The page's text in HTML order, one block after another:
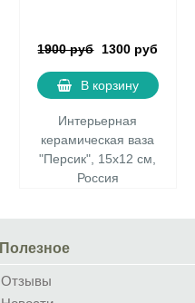
1900 руб 1300 руб
В корзину
Интерьерная
керамическая ваза
"Персик", 15х12 см,
Россия
Полезное
Отзывы